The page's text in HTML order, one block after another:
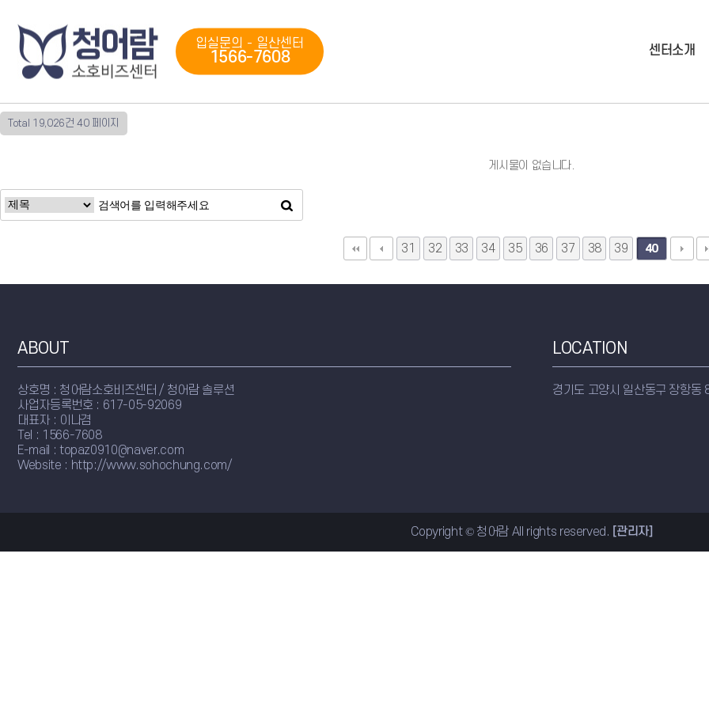
입실문의 - 일산센터
1566-7608 센터소개
Total 19,026건 40 페이지
게시물이 없습니다.
31 32 33 34 35 36 37 38 39 40
ABOUT
상호명 : 청어람소호비즈센터 / 청어람 솔루션
사업자등록번호 : 617-05-92069
대표자 : 이나겸
Tel : 1566-7608
E-mail : topaz0910@naver.com
Website : http://www.sohochung.com/
LOCATION
경기도 고양시 일산동구 장항
Copyright © 청어람 All rights reserved. [관리자]